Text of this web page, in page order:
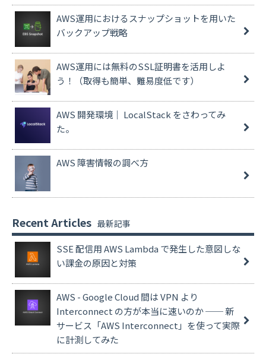
AWS運用におけるスナップショットを用いた
バックアップ戦略
AWS運用には無料のSSL証明書を活用しよ
う！（取得も簡単、難易度低です）
AWS 開発環境｜ LocalStack をさわってみ
た。
AWS 障害情報の調べ方
Recent Articles
SSE 配信用 AWS Lambda で発生した意図しな
い課金の原因と対策
AWS - Google Cloud 間は VPN より
Interconnect の方が本当に速いのか ── 新
サービス「AWS Interconnect」を使って実際
に計測してみた